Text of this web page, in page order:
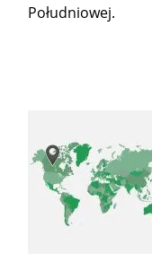
Południowej.